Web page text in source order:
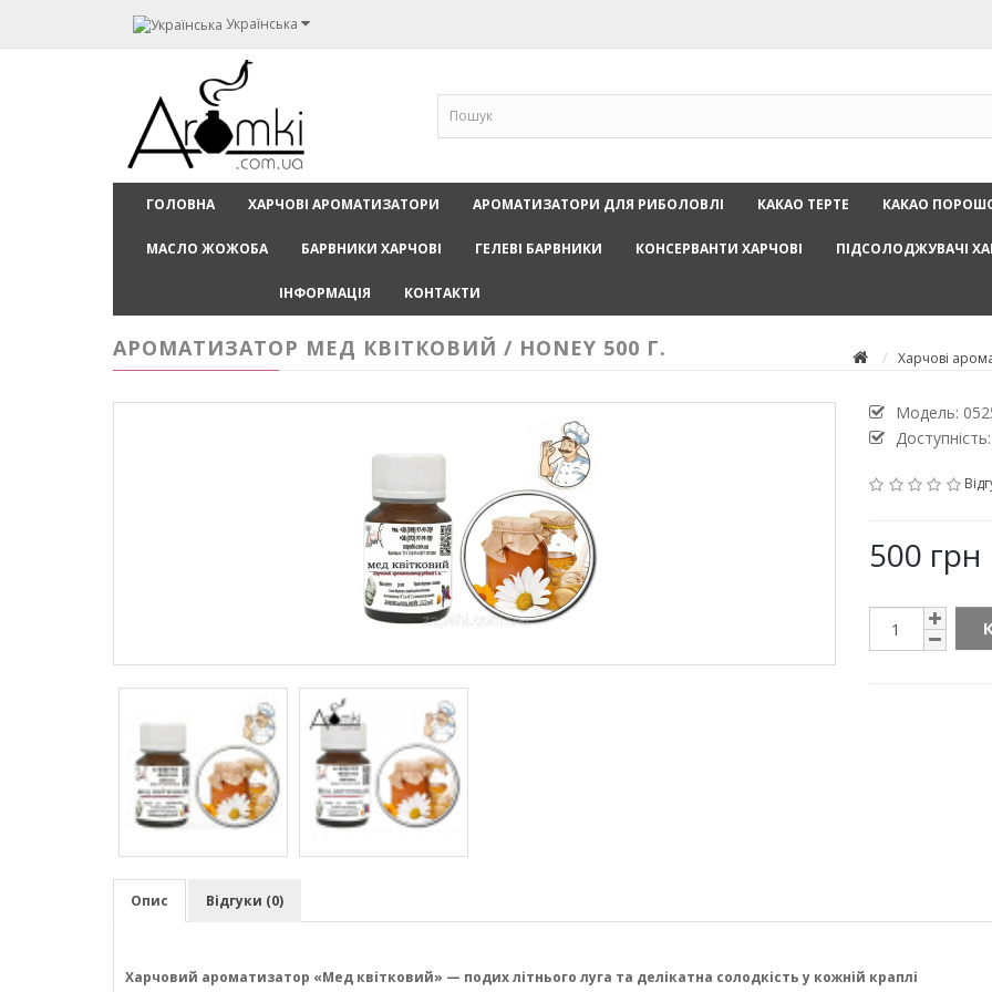
Українська
ГОЛОВНА ХАРЧОВІ АРОМАТИЗАТОРИ АРОМАТИЗАТОРИ ДЛЯ РИБОЛОВЛІ КАКАО ТЕРТЕ КАКАО
МАСЛО ЖОЖОБА БАРВНИКИ ХАРЧОВІ ГЕЛЕВІ БАРВНИКИ КОНСЕРВАНТИ ХАРЧОВІ ПІДСОЛОДЖУВАЧІ
ІНФОРМАЦІЯ КОНТАКТИ
Харчові
АРОМАТИЗАТОР МЕД КВІТКОВИЙ / HONEY 500 Г.
Модель:
500 грн
Опис Відгуки (0)
Харчовий ароматизатор «Мед квітковий» — подих літнього луга та делікатна солодкість у кожній краплі